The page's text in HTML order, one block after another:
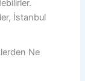
İstanbul
Ne